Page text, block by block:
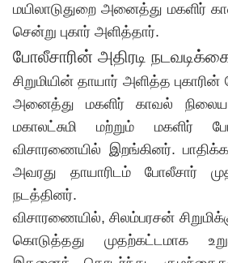
மயிலாடுதுறை அனைத்து மகளிர்
சென்று புகார் அளித்தார்.
போலீசாரின் அதிரடி
சிறுமியின் தாயார் அளித்த புகாரின்
அனைத்து மகளிர் காவல்
மகாலட்சுமி மற்றும் மகளிர்
விசாரணையில் இறங்கினர்.
அவரது தாயாரிடம் போலீசார்
நடத்தினர்.
விசாரணையில், சிலம்பரசன்
கொடுத்தது முதற்கட்டமாக